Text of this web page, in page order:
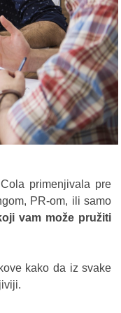
primenjivala pre
PR-om, ili samo
vam može pružiti
kako da iz svake